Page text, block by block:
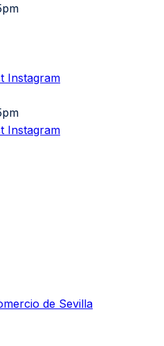
Instagram
Instagram
de Sevilla